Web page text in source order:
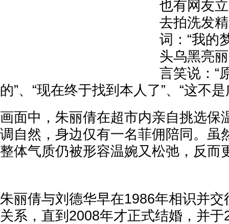
也有网友
去拍洗发
词：“我的
头乌黑亮
言笑说：“
的”、“现在终于找到本人了”、“这不
画面中，朱丽倩在超市内亲自挑选保
调自然，身边仅有一名菲佣陪同。虽
整体气质仍被形容温婉又松弛，反而
朱丽倩与刘德华早在1986年相识并
关系，直到2008年才正式结婚，并